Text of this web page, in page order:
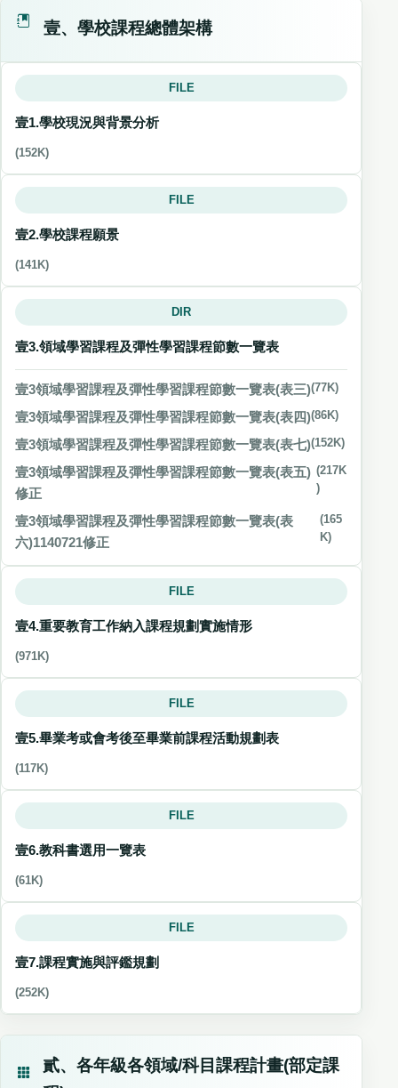
壹、學校課程總體架構
FILE
壹1.學校現況與背景分析
(152K)
FILE
壹2.學校課程願景
(141K)
DIR
壹3.領域學習課程及彈性學習課程節數一覽表
壹3領域學習課程及彈性學習課程節數一覽表(表三)(77K)
壹3領域學習課程及彈性學習課程節數一覽表(表四)(86K)
壹3領域學習課程及彈性學習課程節數一覽表(表七)(152K)
壹3領域學習課程及彈性學習課程節數一覽表(表五)
修正
(217K
)
壹3領域學習課程及彈性學習課程節數一覽表(表
六)1140721修正
(165
K)
FILE
壹4.重要教育工作納入課程規劃實施情形
(971K)
FILE
壹5.畢業考或會考後至畢業前課程活動規劃表
(117K)
FILE
壹6.教科書選用一覽表
(61K)
FILE
壹7.課程實施與評鑑規劃
(252K)
貳、各年級各領域/科目課程計畫(部定課